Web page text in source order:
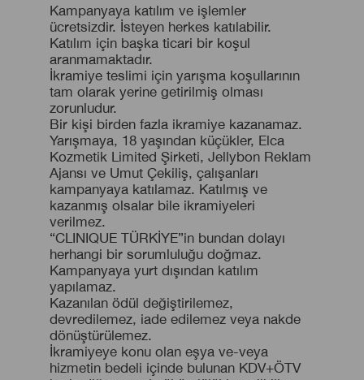
Kampanyaya katılım ve işlemler
ücretsizdir. İsteyen herkes katılabilir.
Katılım için başka ticari bir koşul
aranmamaktadır.
İkramiye teslimi için yarışma koşullarının
tam olarak yerine getirilmiş olması
zorunludur.
Bir kişi birden fazla ikramiye kazanamaz.
Yarışmaya, 18 yaşından küçükler, Elca
Kozmetik Limited Şirketi, Jellybon Reklam
Ajansı ve Umut Çekiliş, çalışanları
kampanyaya katılamaz. Katılmış ve
kazanmış olsalar bile ikramiyeleri
verilmez.
“CLINIQUE TÜRKİYE”in bundan dolayı
herhangi bir sorumluluğu doğmaz.
Kampanyaya yurt dışından katılım
yapılamaz.
Kazanılan ödül değiştirilemez,
devredilemez, iade edilemez veya nakde
dönüştürülemez.
İkramiyeye konu olan eşya ve-veya
hizmetin bedeli içinde bulunan KDV+ÖTV